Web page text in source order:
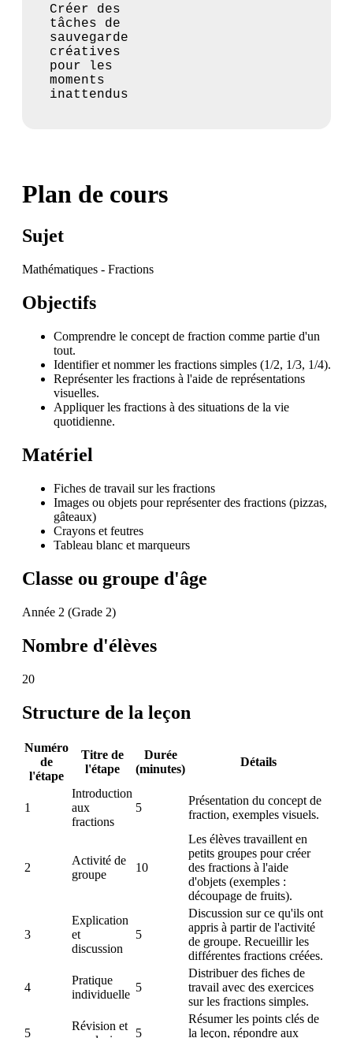
Créer des
tâches de
sauvegarde
créatives
pour les
moments
inattendus
Plan de cours
Sujet
Mathématiques - Fractions
Objectifs
Comprendre le concept de fraction comme partie d'un
tout.
Identifier et nommer les fractions simples (1/2, 1/3, 1/4).
Représenter les fractions à l'aide de représentations
visuelles.
Appliquer les fractions à des situations de la vie
quotidienne.
Matériel
Fiches de travail sur les fractions
Images ou objets pour représenter des fractions (pizzas,
gâteaux)
Crayons et feutres
Tableau blanc et marqueurs
Classe ou groupe d'âge
Année 2 (Grade 2)
Nombre d'élèves
20
Structure de la leçon
Numéro
de
l'étape
Titre de
l'étape
Durée
(minutes)
Détails
1
Introduction
aux
fractions
5
Présentation du concept de
fraction, exemples visuels.
2
Activité de
groupe
10
Les élèves travaillent en
petits groupes pour créer
des fractions à l'aide
d'objets (exemples :
découpage de fruits).
3
Explication
et
discussion
5
Discussion sur ce qu'ils ont
appris à partir de l'activité
de groupe. Recueillir les
différentes fractions créées.
4
Pratique
individuelle
5
Distribuer des fiches de
travail avec des exercices
sur les fractions simples.
5
Révision et
5
Résumer les points clés de
la leçon, répondre aux